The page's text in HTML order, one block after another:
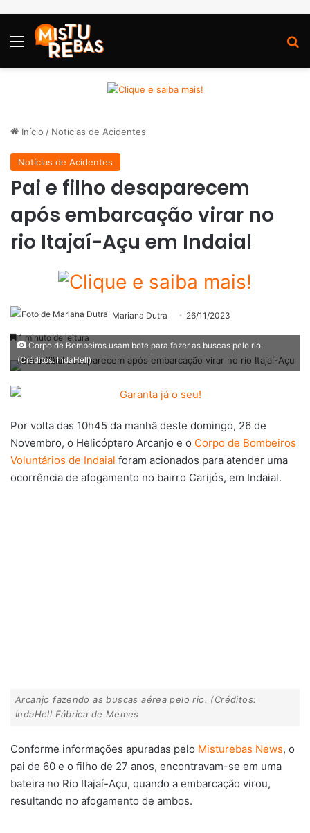
Menu
Início / Notícias de Acidentes
Notícias de Acidentes
Pai e filho desaparecem
após embarcação virar no
rio Itajaí-Açu em Indaial
Mariana Dutra 26/11/2023
1 minuto de leitura
Corpo de Bombeiros usam bote para fazer as buscas pelo rio.
(Créditos: IndaHell)
Por volta das 10h45 da manhã deste domingo, 26 de
Novembro, o Helicóptero Arcanjo e o Corpo de Bombeiros
Voluntários de Indaial foram acionados para atender uma
ocorrência de afogamento no bairro Carijós, em Indaial.
Arcanjo fazendo as buscas aérea pelo rio. (Créditos:
IndaHell Fábrica de Memes
Conforme informações apuradas pelo Misturebas News, o
pai de 60 e o filho de 27 anos, encontravam-se em uma
bateira no Rio Itajaí-Açu, quando a embarcação virou,
resultando no afogamento de ambos.